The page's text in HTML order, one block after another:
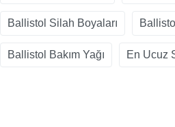
Ballistol Silah Boyaları
Ballistol Bakım Yağı En Ucuz